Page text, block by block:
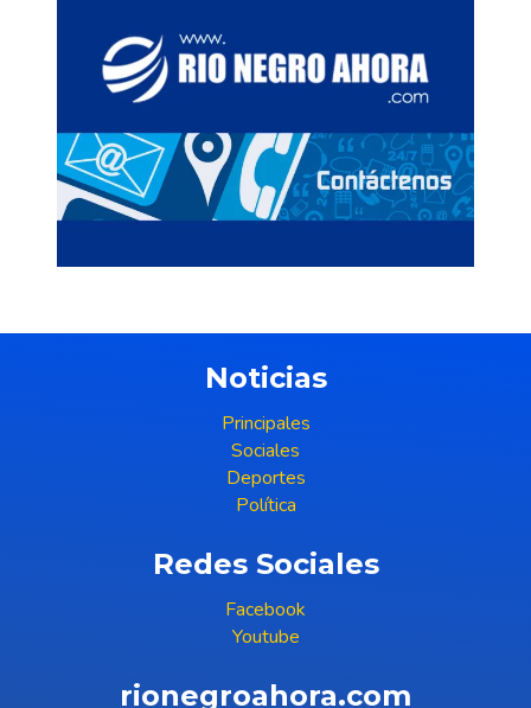
Noticias
Principales
Sociales
Deportes
Política
Redes Sociales
Facebook
Youtube
rionegroahora.com